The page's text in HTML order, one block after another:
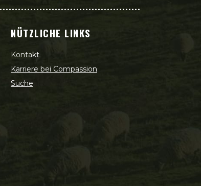
NÜTZLICHE LINKS
Kontakt
Karriere bei Compassion
Suche